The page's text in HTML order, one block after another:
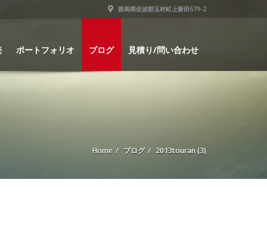
群馬県佐波郡玉村町上新田679-2
ポートフォリオ ブログ 見積り/問い合わせ
Home ブログ 2013touran (3)